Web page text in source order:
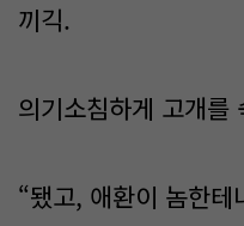
끼긱.
의기소침하게 고개를
“됐고, 애환이 놈한테